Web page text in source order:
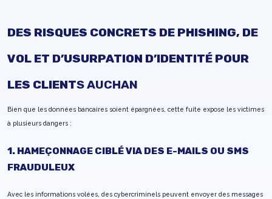
DES RISQUES CONCRETS DE PHISHING, DE
VOL ET D’USURPATION D’IDENTITÉ POUR
LES CLIENTS AUCHAN
Bien que les données bancaires soient épargnées, cette fuite expose les victimes
à plusieurs dangers :
1. HAMEÇONNAGE CIBLÉ VIA DES E-MAILS OU SMS
FRAUDULEUX
Avec les informations volées, des cybercriminels peuvent envoyer des messages